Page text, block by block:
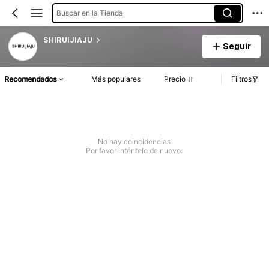
Buscar en la Tienda
SHIRUIJIAJU
Seguir
Recomendados Más populares Precio Filtros
No hay coincidencias
Por favor inténtelo de nuevo.